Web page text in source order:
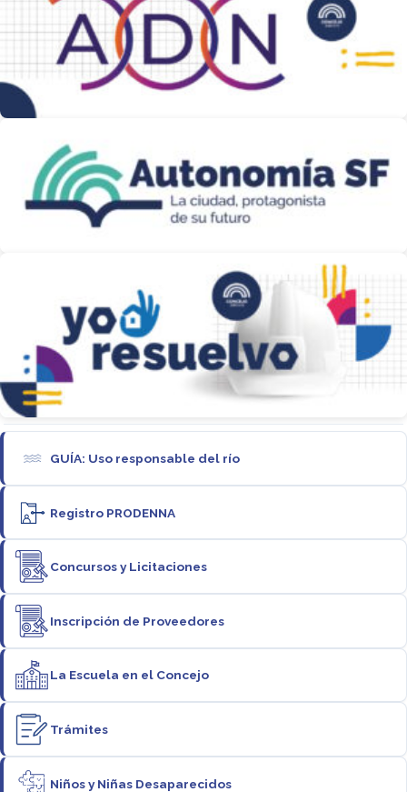
GUÍA: Uso responsable del río
Registro PRODENNA
Concursos y Licitaciones
Inscripción de Proveedores
La Escuela en el Concejo
Trámites
Niños y Niñas Desaparecidos